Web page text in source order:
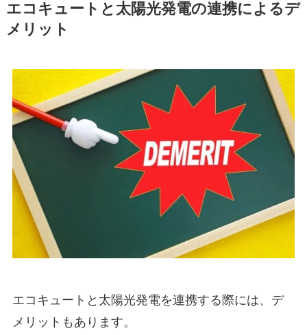
エコキュートと太陽光発電の連携によるデ
メリット
エコキュートと太陽光発電を連携する際には、デ
メリットもあります。